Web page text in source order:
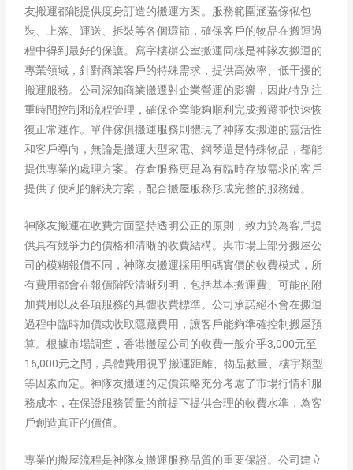
友搬運都能提供度身訂造的搬運方案。服務範圍涵蓋傢俬包
裝、上落、運送、拆裝等各個環節，確保客戶的物品在搬運過
程中得到最好的保護。寫字樓辦公室搬運同樣是神隊友搬運的
專業領域，針對商業客戶的特殊需求，提供高效率、低干擾的
搬運服務。公司深知商業搬遷對企業營運的影響，因此特別注
重時間控制和流程管理，確保企業能夠順利完成搬遷並快速恢
復正常運作。單件傢俱搬運服務則體現了神隊友搬運的靈活性
和客戶導向，無論是搬運大型家電、鋼琴還是特殊物品，都能
提供專業的處理方案。存倉服務更是為有臨時存放需求的客戶
提供了便利的解決方案，配合搬屋服務形成完整的服務鏈。
神隊友搬運在收費方面堅持透明公正的原則，致力於為客戶提
供具有競爭力的價格和清晰的收費結構。與市場上部分搬屋公
司的模糊報價不同，神隊友搬運採用明碼實價的收費模式，所
有費用都會在報價階段清晰列明，包括基本搬運費、可能的附
加費用以及各項服務的具體收費標準。公司承諾絕不會在搬運
過程中臨時加價或收取隱藏費用，讓客戶能夠準確控制搬屋預
算。根據市場調查，香港搬屋公司的收費一般介乎3,000元至
16,000元之間，具體費用視乎搬運距離、物品數量、樓宇類型
等因素而定。神隊友搬運的定價策略充分考慮了市場行情和服
務成本，在保證服務質量的前提下提供合理的收費水準，為客
戶創造真正的價值。
專業的搬屋流程是神隊友搬運服務品質的重要保證。公司建立